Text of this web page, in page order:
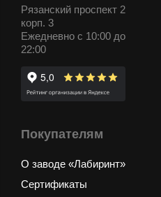
Рязанский проспект 2
корп. 3
Ежедневно с 10:00 до
22:00
Покупателям
О заводе «Лабиринт»
Сертификаты